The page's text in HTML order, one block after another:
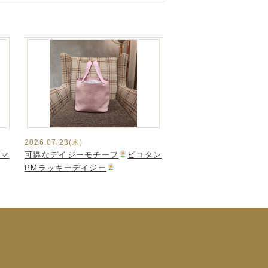
2026.07.23(木)
可憐なデイジーモチーフ
ピコタン
PMラッキーデイジー